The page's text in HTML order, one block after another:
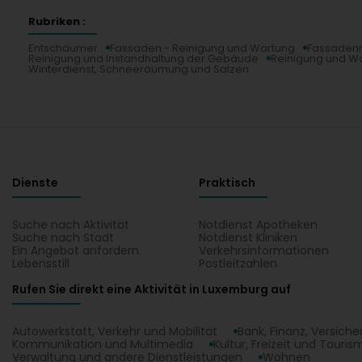
Rubriken :
Entschäumer
Fassaden - Reinigung und Wartung
Reinigung und Instandhaltung der Gebäude Reinigung und
Winterdienst, Schneeräumung und Salzen
Dienste
Suche nach Aktivität
Suche nach Stadt
Ein Angebot anfordern
Lebensstill
Praktisch
Notdienst Apotheken
Notdienst Kliniken
Verkehrsinformationen
Postleitzahlen
Rufen Sie direkt eine Aktivität in Luxemburg auf
Autowerkstatt, Verkehr und Mobilität
Bank, Finanz,
Kommunikation und Multimedia
Kultur, Freizeit und
Verwaltung und andere Dienstleistungen
Wohnen